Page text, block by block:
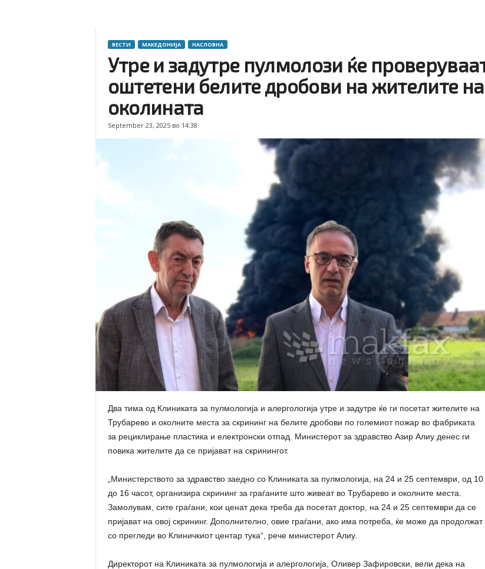
ВЕСТИ МАКЕДОНИЈА НАСЛОВНА
Утре и задутре пулмолози ќе
оштетени белите дробови на жителите
околината
September 23, 2025 во 14:38
Два тима од Клиниката за пулмологија и алергологија утре и задутре ќе ги посетат жителите на
Трубарево и околните места за скрининг на белите дробови по големиот пожар во фабриката
за рециклирање пластика и електронски отпад. Министерот за здравство Азир Алиу денес ги
повика жителите да се пријават на скринингот.
„Министерството за здравство заедно со Клиниката за пулмологија, на 24 и 25 септември, од 10
до 16 часот, организира скрининг за граѓаните што живеат во Трубарево и околните места.
Замолувам, сите граѓани, кои ценат дека треба да посетат доктор, на 24 и 25 септември да се
пријават на овој скрининг. Дополнително, овие граѓани, ако има потреба, ќе може да продолжат
со прегледи во Клиничкиот центар тука“, рече министерот Алиу.
Директорот на Клиниката за пулмологија и алергологија, Оливер Зафировски, вели дека на